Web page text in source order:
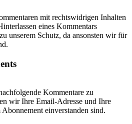
mit rechtswidrigen Inhalten
eines Kommentars
unserem Schutz, da ansonsten wir für
Kommentare zu
wir Ihre Email-Adresse und Ihre
einverstanden sind.